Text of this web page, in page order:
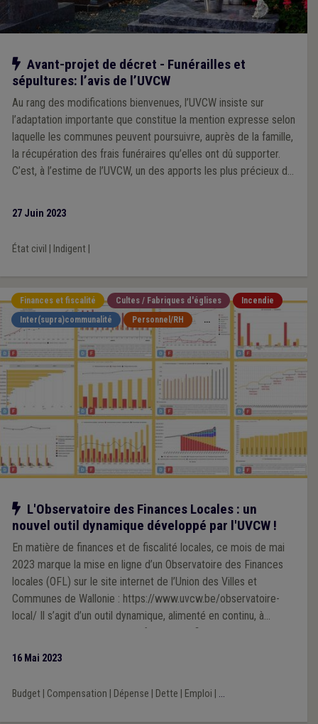
Notre action
Avant-projet de décret - Funérailles et
sépultures: l’avis de l’UVCW
Au rang des modifications bienvenues, l’UVCW insiste sur
l’adaptation importante que constitue la mention expresse selon
laquelle les communes peuvent poursuivre, auprès de la famille,
la récupération des frais funéraires qu’elles ont dû supporter.
C’est, à l’estime de l’UVCW, un des apports les plus précieux du
27 Juin 2023
État civil Indigent|
Finances et fiscalité Cultes / Fabriques d'églises
Incendie
Inter(supra)communalité
Personnel/RH ...
Notre action
L'Observatoire des Finances Locales : un
nouvel outil dynamique développé par l'UVCW !
En matière de finances et de fiscalité locales, ce mois de mai
2023 marque la mise en ligne d’un Observatoire des Finances
locales (OFL) sur le site internet de l’Union des Villes et
Communes de Wallonie : https://www.uvcw.be/observatoire-
local/ Il s’agit d’un outil dynamique, alimenté en continu, à
personnes désireuses d’appréhender par les chiffres et
16 Mai 2023
Budget| Compensation Dépense Dette Emploi ...